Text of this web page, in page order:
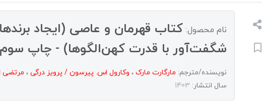
نام محصول: کتاب قهرمان و عاصی (ایجاد
شگفت‌آور با قدرت کهن‌الگوها) - چاپ سوم
نویسنده/مترجم: مارگارت مارک ، وکارول اس. پیرسون / پرویز درگی ، مرتضی
سال انتشار: 1403